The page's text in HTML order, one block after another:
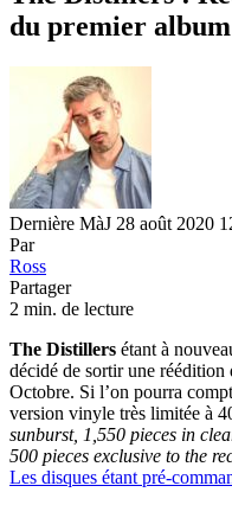
du premier album
Dernière MàJ 28 août 2020
Par
Ross
Partager
2 min. de lecture
The Distillers étant à
décidé de sortir une
Octobre. Si l’on pourra
version vinyle très limitée à
sunburst, 1,550 pieces in
500 pieces exclusive to the
Les disques étant pré-